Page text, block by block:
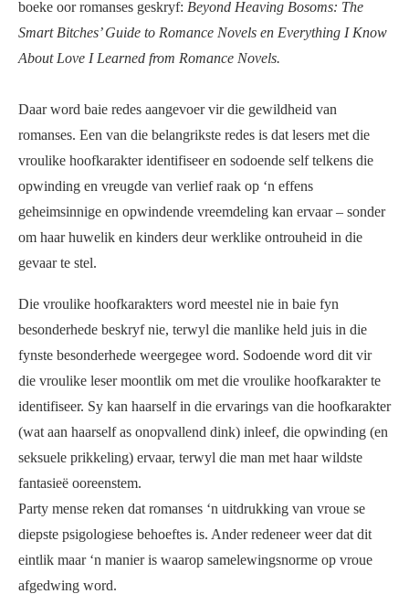
boeke oor romanses geskryf: Beyond Heaving Bosoms: The
Smart Bitches’ Guide to Romance Novels en Everything I Know
About Love I Learned from Romance Novels.
Daar word baie redes aangevoer vir die gewildheid van
romanses. Een van die belangrikste redes is dat lesers met die
vroulike hoofkarakter identifiseer en sodoende self telkens die
opwinding en vreugde van verlief raak op ‘n effens
geheimsinnige en opwindende vreemdeling kan ervaar – sonder
om haar huwelik en kinders deur werklike ontrouheid in die
gevaar te stel.
Die vroulike hoofkarakters word meestel nie in baie fyn
besonderhede beskryf nie, terwyl die manlike held juis in die
fynste besonderhede weergegee word. Sodoende word dit vir
die vroulike leser moontlik om met die vroulike hoofkarakter te
identifiseer. Sy kan haarself in die ervarings van die hoofkarakter
(wat aan haarself as onopvallend dink) inleef, die opwinding (en
seksuele prikkeling) ervaar, terwyl die man met haar wildste
fantasieë ooreenstem.
Party mense reken dat romanses ‘n uitdrukking van vroue se
diepste psigologiese behoeftes is. Ander redeneer weer dat dit
eintlik maar ‘n manier is waarop samelewingsnorme op vroue
afgedwing word.